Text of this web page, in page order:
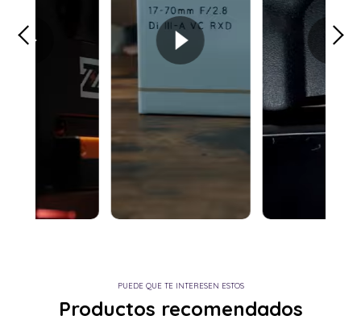
PUEDE QUE TE INTERESEN ESTOS
Productos recomendados